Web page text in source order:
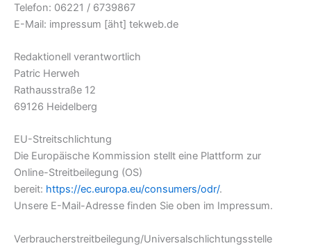
Telefon: 06221 / 6739867
E-Mail: impressum [äht] tekweb.de
Redaktionell verantwortlich
Patric Herweh
Rathausstraße 12
69126 Heidelberg
EU-Streitschlichtung
Die Europäische Kommission stellt eine Plattform zur
Online-Streitbeilegung (OS)
bereit: https://ec.europa.eu/consumers/odr/.
Unsere E-Mail-Adresse finden Sie oben im Impressum.
Verbraucher­streit­beilegung/Universal­schlichtungs­stelle